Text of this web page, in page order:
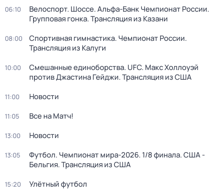
06:10
Велоспорт. Шоссе. Альфа-Банк Чемпионат России.
Групповая гонка. Трансляция из Казани
08:00
Спортивная гимнастика. Чемпионат России.
Трансляция из Калуги
10:00
Смешанные единоборства. UFC. Макс Холлоуэй
против Джастина Гейджи. Трансляция из США
11:00 Новости
11:05 Все на Матч!
13:00 Новости
13:05
Футбол. Чемпионат мира-2026. 1/8 финала. США -
Бельгия. Трансляция из США
15:20 Улётный футбол